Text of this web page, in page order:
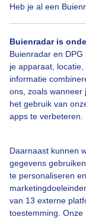
Heb je al een
Buienradar is
Buienradar en
je apparaat,
informatie
ons, zoals wanneer
het gebruik van
apps te verbeteren.
Daarnaast kunnen
gegevens
te personaliseren
van 13 externe
toestemming.
Herfst Wolken
Bekijk slideshow